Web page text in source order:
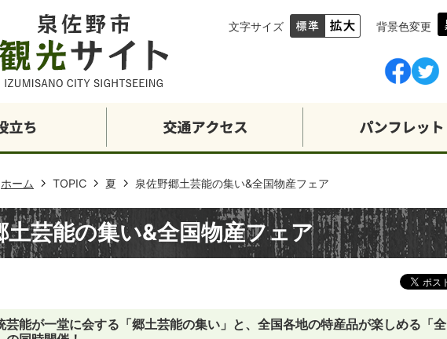
文字サイズ 背景色変更
ホーム TOPIC 夏 泉佐野郷土芸能の集い&全国物産フェア
土芸能の集い&全国物産フェア
芸能が一堂に会する「郷土芸能の集い」と、全国各地の特産品が楽しめる「全